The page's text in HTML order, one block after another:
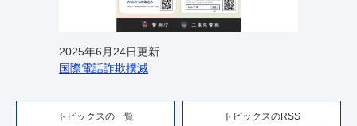
2025年6月24日更新
国際電話詐欺撲滅
トピックスの一覧 トピックスのRSS